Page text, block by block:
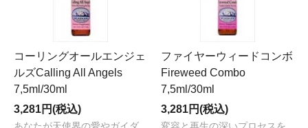
コーリングオールエンジェ
ルズCalling All Angels
7,5ml/30ml
3,281円(税込)
ファイヤーウィードコンボ
Fireweed Combo
7,5ml/30ml
3,281円(税込)